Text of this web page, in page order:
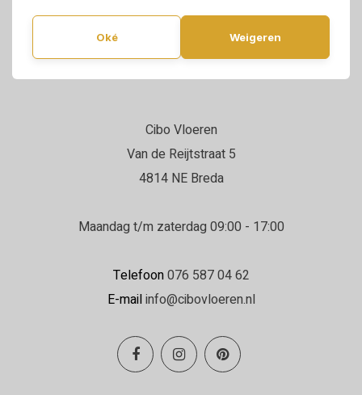
Oké Weigeren
Cibo Vloeren
Van de Reijtstraat 5
4814 NE Breda
Maandag t/m zaterdag 09:00 - 17:00
Telefoon076 587 04 62
E-mailinfo@cibovloeren.nl